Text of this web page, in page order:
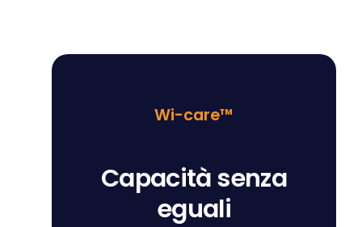
Wi-care™
Capacità senza
eguali